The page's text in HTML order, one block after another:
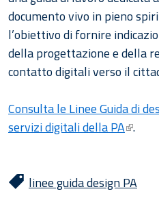
documento vivo in pieno
l’obiettivo di fornire
della progettazione e della
contatto digitali verso il
Consulta le Linee Guida di
servizi digitali della PA .
linee guida design PA